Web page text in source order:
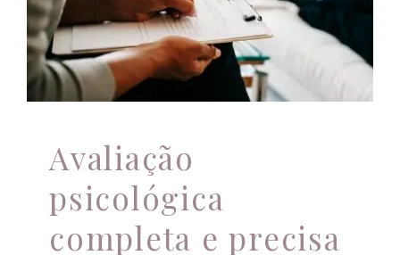
para orientar seu
crescimento pessoal.
Avaliação psicológica completa
Avaliação
psicológica
completa e precisa